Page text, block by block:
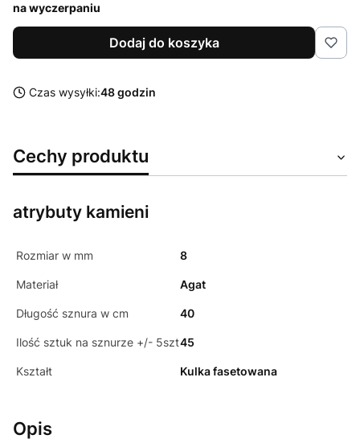
na wyczerpaniu
Dodaj do koszyka
Czas wysyłki:48 godzin
Cechy produktu
atrybuty kamieni
Rozmiar w mm 8
Materiał Agat
Długość sznura w cm 40
Ilość sztuk na sznurze +/- 5szt45
Kształt Kulka fasetowana
Opis